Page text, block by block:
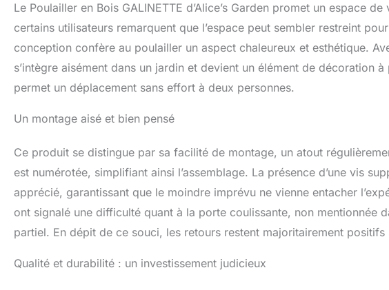
Le Poulailler en Bois GALINETTE d’Alice’s Garden promet un espace
certains utilisateurs remarquent que l’espace peut sembler restreint
conception confère au poulailler un aspect chaleureux et esthétique.
s’intègre aisément dans un jardin et devient un élément de décoration
permet un déplacement sans effort à deux personnes.
Un montage aisé et bien pensé
Ce produit se distingue par sa facilité de montage, un atout
est numérotée, simplifiant ainsi l’assemblage. La présence d’une vis
apprécié, garantissant que le moindre imprévu ne vienne entacher
ont signalé une difficulté quant à la porte coulissante, non mentionnée
partiel. En dépit de ce souci, les retours restent majoritairement
Qualité et durabilité : un investissement judicieux